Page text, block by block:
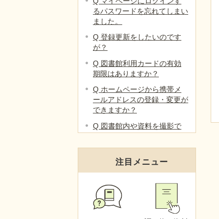
るパスワードを忘れてしまい
ました。
Q 登録更新をしたいのです
が？
Q 図書館利用カードの有効
期限はありますか？
Q ホームページから携帯メ
ールアドレスの登録・変更が
できますか？
Q 図書館内や資料を撮影で
うすればいいですか？
を持ち込んでもいいですか？
Q インターネットを利用で
きるところはありますか？
注目メニュー